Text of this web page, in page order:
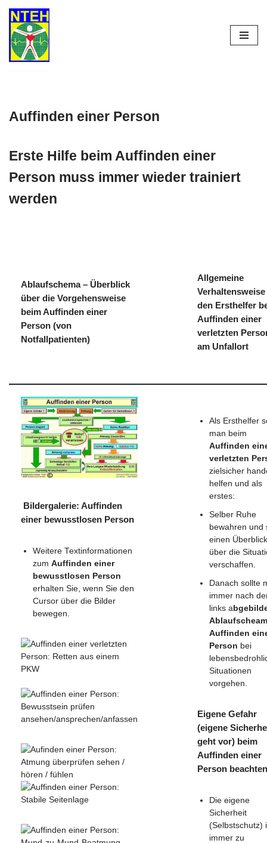
Zum
Inhalt
springen
Auffinden einer Person
Erste Hilfe beim Auffinden einer
Person muss immer wieder trainiert
werden
Ablaufschema – Überblick
über die Vorgehensweise
beim Auffinden einer
Person (von
Notfallpatienten)
Allgemeine
den Ersthelfer
Auffinden einer
verletzten
am Unfallort
Bildergalerie: Auffinden
einer bewusstlosen Person
Weitere Textinformationen
zum Auffinden einer
bewusstlosen Person
erhalten Sie, wenn Sie den
Cursor über die Bilder
bewegen.
Als Ersthelfer
man beim
Auffinden
verletzten
zielsicher
helfen und als
erstes:
Selber Ruhe
bewahren und
einen Überblick
über die
verschaffen.
Danach sollte
immer nach
links a
Auffinden
Person bei
Situationen
vorgehen.
Eigene Gefahr
(eigene
geht vor) beim
Auffinden einer
Person beachten
Die eigene
Sicherheit
(Selbstschutz)
immer zu